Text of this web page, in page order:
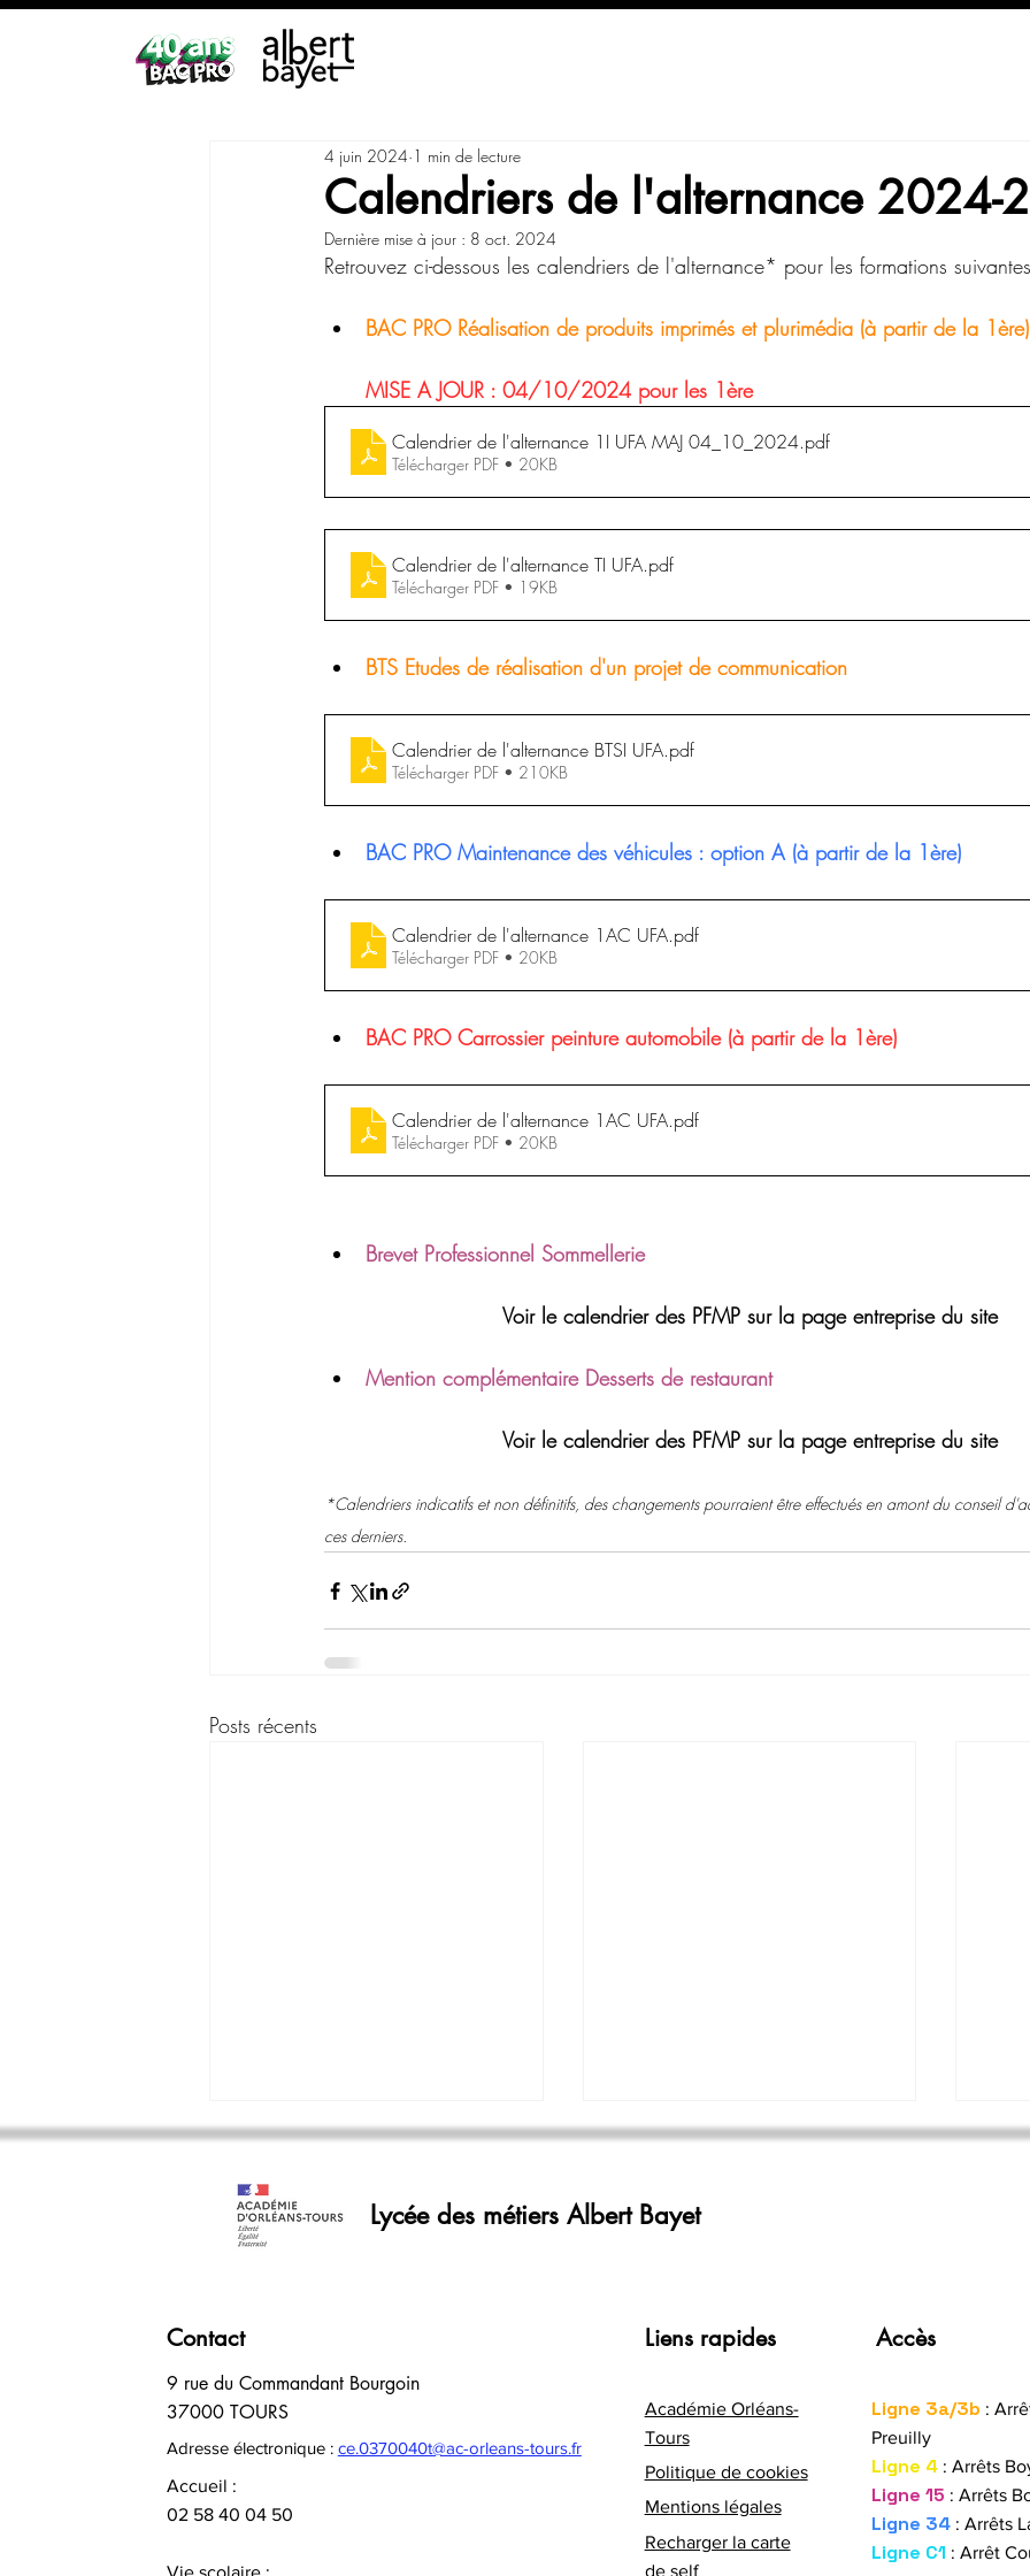
Calendriers de l'alternance 2024-
4 juin 2024 1 min de lecture
Dernière mise à jour : 8 oct. 2024
Retrouvez ci-dessous les calendriers de l'alternance* pour les formations
BAC PRO Réalisation de produits imprimés et plurimédia (à partir de la 1ère)
MISE A JOUR : 04/10/2024 pour les 1ère
Calendrier de l'alternance 1I UFA MAJ 04_10_2024.pdf
Télécharger PDF • 20KB
Calendrier de l'alternance TI UFA.pdf
Télécharger PDF • 19KB
BTS Etudes de réalisation d'un projet de communication
Calendrier de l'alternance BTSI UFA.pdf
Télécharger PDF • 210KB
BAC PRO Maintenance des véhicules : option A (à partir de la 1ère)
Calendrier de l'alternance 1AC UFA.pdf
Télécharger PDF • 20KB
BAC PRO Carrossier peinture automobile (à partir de la 1ère)
Calendrier de l'alternance 1AC UFA.pdf
Télécharger PDF • 20KB
Brevet Professionnel Sommellerie
Voir le calendrier des PFMP sur la page entreprise du site
Mention complémentaire Desserts de restaurant
Voir le calendrier des PFMP sur la page entreprise du site
*Calendriers indicatifs et non définitifs, des changements pourraient être effectués en amont du conseil
ces derniers.
Posts récents
Informations de rentrée
MARDI 1er et MERCREDI 2
SEPTEMBRE 2026 · La rentrée est
échelonnée sur deux journées : -
Calendriers alternance 2026-
Contact
9 rue du Commandant Bourgoin
37000 TOURS
Adresse électronique : ce.0370040t@ac-orleans-tours.fr
Accueil :
02 58 40 04 50
Liens rapides
Académie Orléans-
Tours
Politique de cookies
Mentions légales
Recharger la carte
de self
Accès
Ligne 3a/3b :
Preuilly
Ligne 4 : Arrêts
Ligne 15 : Arrêts
Ligne 34: Arrêts
Ligne C1 : Arrêt
Lycée des métiers Albert Bayet